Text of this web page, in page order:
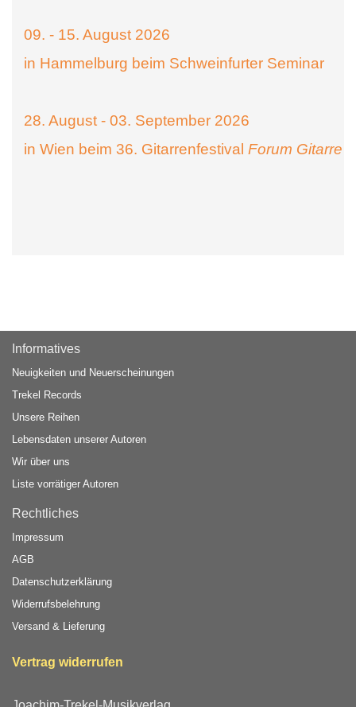
09. - 15. August 2026
in Hammelburg beim Schweinfurter Seminar
28. August - 03. September 2026
in Wien beim 36. Gitarrenfestival Forum Gitarre
Informatives
Neuigkeiten und Neuerscheinungen
Trekel Records
Unsere Reihen
Lebensdaten unserer Autoren
Wir über uns
Liste vorrätiger Autoren
Rechtliches
Impressum
AGB
Datenschutzerklärung
Widerrufsbelehrung
Versand & Lieferung
Vertrag widerrufen